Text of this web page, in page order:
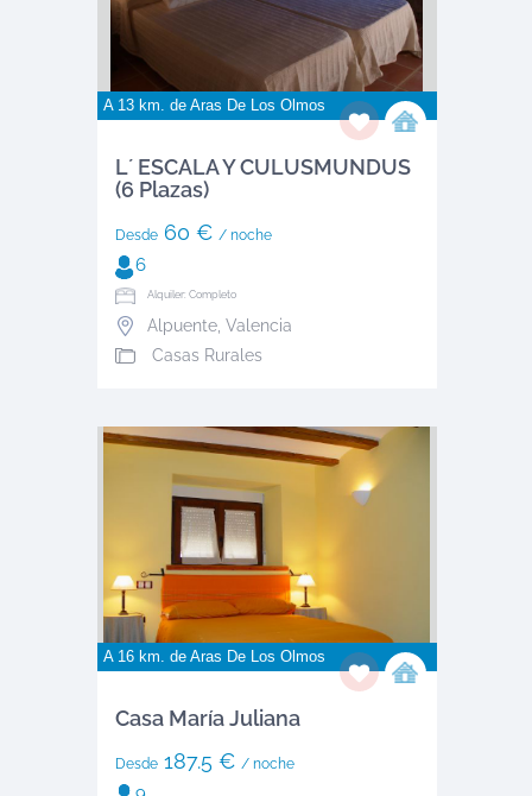
A 13 km. de Aras De Los Olmos
L´ ESCALA Y CULUSMUNDUS
(6 Plazas)
Desde60 € / noche
6
Alquiler: Completo
Alpuente, Valencia
Casas Rurales
A 16 km. de Aras De Los Olmos
Casa María Juliana
Desde187.5 € / noche